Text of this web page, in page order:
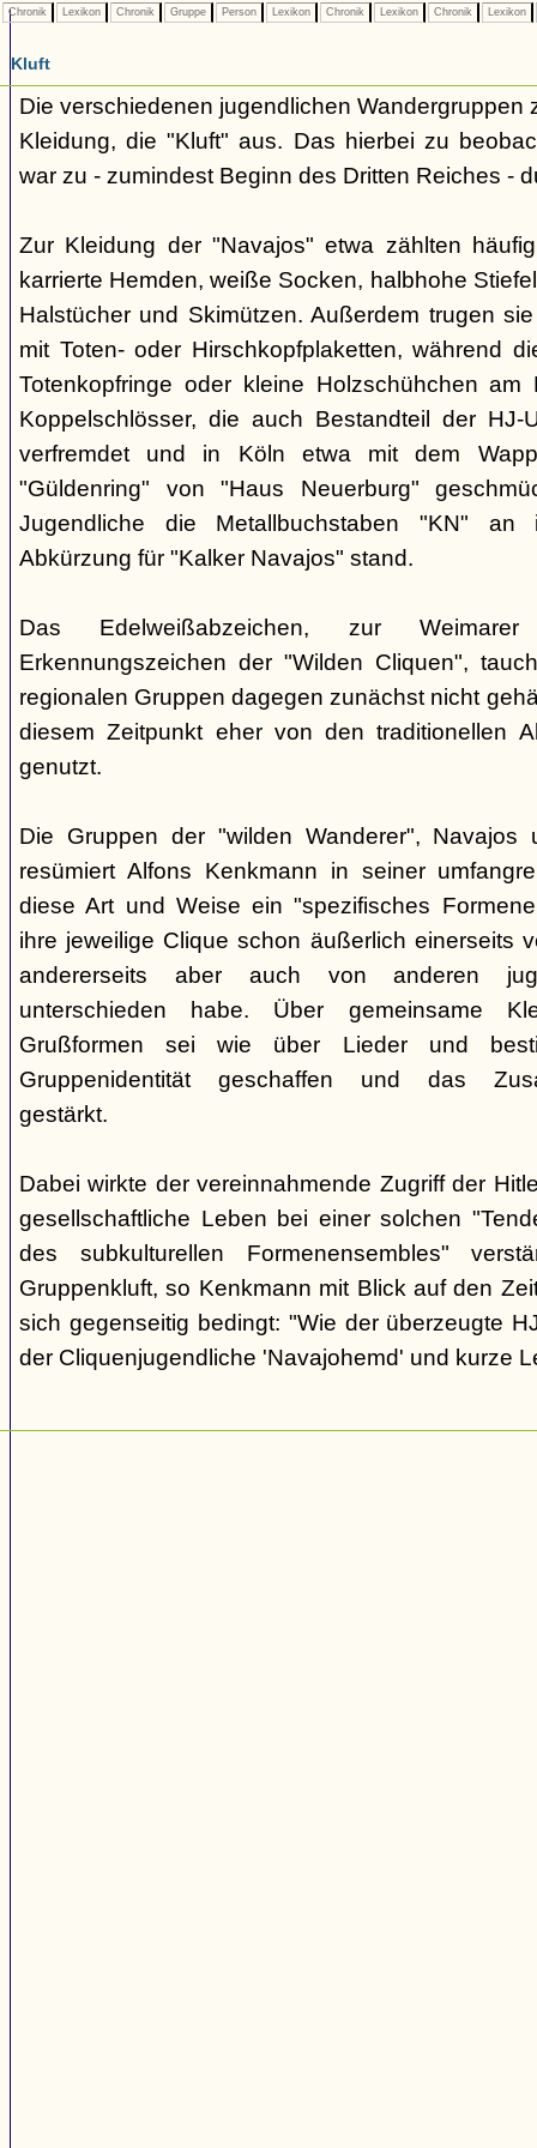
Chronik Lexikon Chronik Gruppe Person Lexikon Chronik Lexikon Chronik Lexikon
Kluft
Die verschiedenen jugendlichen Wandergruppen
Kleidung, die "Kluft" aus. Das hierbei zu
war zu - zumindest Beginn des Dritten Reiches -
Zur Kleidung der "Navajos" etwa zählten
karrierte Hemden, weiße Socken, halbhohe
Halstücher und Skimützen. Außerdem trugen
mit Toten- oder Hirschkopfplaketten, während
Totenkopfringe oder kleine Holzschühchen am
Koppelschlösser, die auch Bestandteil der HJ-
verfremdet und in Köln etwa mit dem
"Güldenring" von "Haus Neuerburg"
Jugendliche die Metallbuchstaben "KN"
Abkürzung für "Kalker Navajos" stand.
Das Edelweißabzeichen, zur
Erkennungszeichen der "Wilden Cliquen",
regionalen Gruppen dagegen zunächst nicht
diesem Zeitpunkt eher von den traditionellen
genutzt.
Die Gruppen der "wilden Wanderer", Navajos
resümiert Alfons Kenkmann in seiner
diese Art und Weise ein "spezifisches
ihre jeweilige Clique schon äußerlich einerseits
andererseits aber auch von anderen
unterschieden habe. Über gemeinsame
Grußformen sei wie über Lieder und
Gruppenidentität geschaffen und das
gestärkt.
Dabei wirkte der vereinnahmende Zugriff der
gesellschaftliche Leben bei einer solchen
des subkulturellen Formenensembles"
Gruppenkluft, so Kenkmann mit Blick auf den
sich gegenseitig bedingt: "Wie der überzeugte
der Cliquenjugendliche 'Navajohemd' und kurze